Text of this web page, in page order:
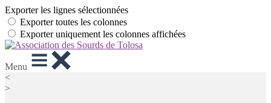
Exporter les lignes sélectionnées
Exporter toutes les colonnes
Exporter uniquement les colonnes affichées
Menu
<
>